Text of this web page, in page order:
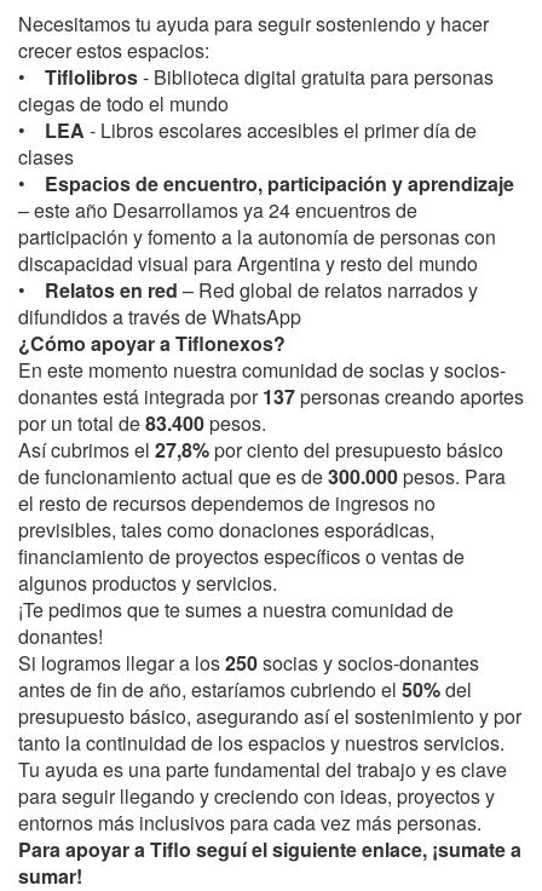
Necesitamos tu ayuda para seguir sosteniendo y hacer
crecer estos espacios:
• Tiflolibros- Biblioteca digital gratuita para personas
ciegas de todo el mundo
• LEA - Libros escolares accesibles el primer día de
clases
• Espacios de encuentro, participación y aprendizaje
– este año Desarrollamos ya 24 encuentros de
participación y fomento a la autonomía de personas con
discapacidad visual para Argentina y resto del mundo
• Relatos en red – Red global de relatos narrados y
difundidos a través de WhatsApp
¿Cómo apoyar a Tiflonexos?
En este momento nuestra comunidad de socias y socios-
donantes está integrada por137personas creando aportes
por un total de83.400pesos.
Así cubrimos el 27,8%por ciento del presupuesto básico
de funcionamiento actual que es de300.000pesos. Para
el resto de recursos dependemos de ingresos no
previsibles, tales como donaciones esporádicas,
financiamiento de proyectos específicos o ventas de
algunos productos y servicios.
¡Te pedimos que te sumes a nuestra comunidad de
donantes!
Si logramos llegar a los250socias y socios-donantes
antes de fin de año, estaríamos cubriendo el 50%del
presupuesto básico, asegurando así el sostenimiento y por
tanto la continuidad de los espacios y nuestros servicios.
Tu ayuda es una parte fundamental del trabajo y es clave
para seguir llegando y creciendo con ideas, proyectos y
entornos más inclusivos para cada vez más personas.
Para apoyar a Tiflo seguí el siguiente enlace, ¡sumate a
sumar!